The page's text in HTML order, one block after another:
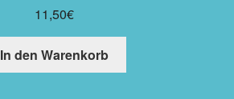
11,50€
In den Warenkorb